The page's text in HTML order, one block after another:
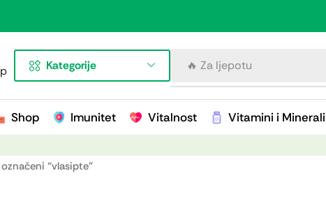
Kategorije 🔥 Za ljepotu
Shop Imunitet Vitalnost Vitamini i Minerali
“vlasipte”